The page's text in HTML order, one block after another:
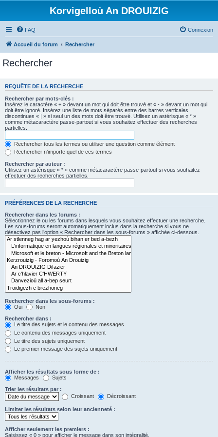
Korvigelloù An DROUIZIG
FAQ Connexion
Accueil du forum Rechercher
Rechercher
REQUÊTE DE LA RECHERCHE
Rechercher par mots-clés :
Insérez le caractère « + » devant un mot qui doit être trouvé et « - » devant un mot qui
doit être ignoré. Insérez une liste de mots séparés entre des barres verticales
discontinues « | » si seul un des mots doit être trouvé. Utilisez un astérisque « * »
comme métacaractère passe-partout si vous souhaitez effectuer des recherches
partielles.
Rechercher tous les termes ou utiliser une question comme élément
Rechercher n’importe quel de ces termes
Rechercher par auteur :
Utilisez un astérisque « * » comme métacaractère passe-partout si vous souhaitez
effectuer des recherches partielles.
PRÉFÉRENCES DE LA RECHERCHE
Rechercher dans les forums :
Sélectionnez le ou les forums dans lesquels vous souhaitez effectuer une recherche.
Les sous-forums seront automatiquement inclus dans la recherche si vous ne
désactivez pas l’option « Rechercher dans les sous-forums » affichée ci-dessous.
Rechercher dans les sous-forums :
Oui
Non
Rechercher dans :
Le titre des sujets et le contenu des messages
Le contenu des messages uniquement
Le titre des sujets uniquement
Le premier message des sujets uniquement
Afficher les résultats sous forme de :
Messages
Sujets
Trier les résultats par :
Croissant
Décroissant
Limiter les résultats selon leur ancienneté :
Afficher seulement les premiers :
Saisissez « 0 » pour afficher le message dans son intégralité.